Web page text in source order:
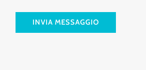
INVIA MESSAGGIO